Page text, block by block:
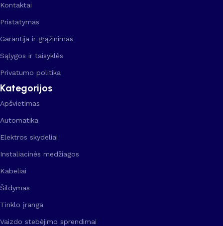
Kontaktai
Pristatymas
Garantija ir grąžinimas
Sąlygos ir taisyklės
Privatumo politika
Kategorijos
Apšvietimas
Automatika
Elektros skydeliai
Instaliacinės medžiagos
Kabeliai
Šildymas
Tinklo įranga
Vaizdo stebėjimo sprendimai